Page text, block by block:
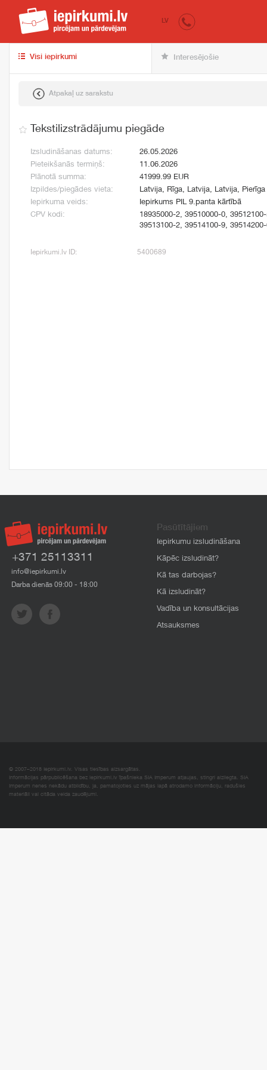
iepirkumi.lv
LV
Visi iepirkumi Interesējošie
Atpakaļ uz sarakstu
Tekstilizstrādājumu piegāde
Izsludināšanas datums:
26.05.2026
Pieteikšanās termiņš:
11.06.2026
Plānotā summa:
41999.99 EUR
Izpildes/piegādes vieta:
Latvija, Rīga, Latvija, Latvija, Pierīga
Iepirkuma veids:
Iepirkums PIL 9.panta kārtībā
CPV kodi:
18935000-2, 39510000-0,
39513100-2, 39514100-9,
Iepirkumi.lv ID: 5400689
+371 25113311
info@iepirkumi.lv
Darba dienās 09:00 - 18:00
Pasūtītājiem
Iepirkumu izsludināšana
Kāpēc izsludināt?
Kā tas darbojas?
Kā izsludināt?
Vadība un konsultācijas
Atsauksmes
© 2007–2018 Iepirkumi.lv. Visas tiesības aizsargātas.
Informācijas pārpublicēšana bez iepirkumi.lv īpašnieka SIA Imperum atļaujas, stingri aizliegta. SIA
Imperum nenes nekādu atbildību, ja, pamatojoties uz mājas lapā atrodamo informāciju, radušies
materiāli vai citāda veida zaudējumi.